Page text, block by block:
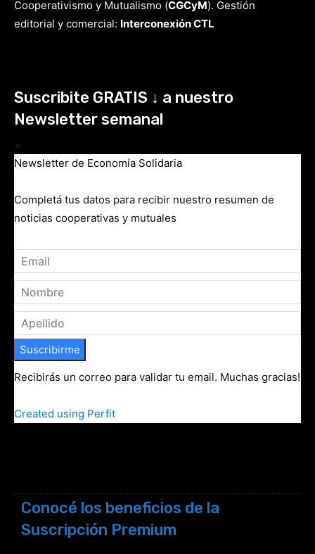
Cooperativismo y Mutualismo (CGCyM). Gestión
editorial y comercial: Interconexión CTL
Suscribite GRATIS ↓ a nuestro
Newsletter semanal
×
Newsletter de Economía Solidaria
Completá tus datos para recibir nuestro resumen de
noticias cooperativas y mutuales
Suscribirme
Recibirás un correo para validar tu email. Muchas gracias!
Created using Perfit
Conocé los beneficios de la
Suscripción Premium